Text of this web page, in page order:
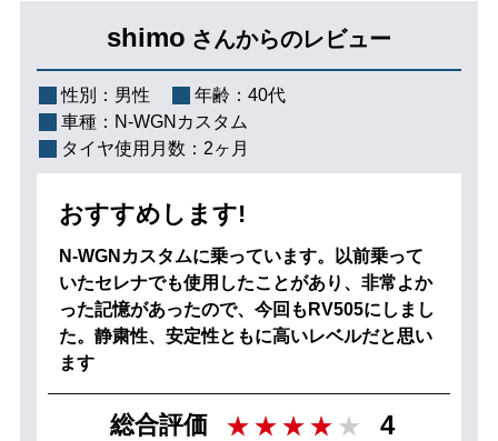
shimo さんからのレビュー
性別： 男性 年齢： 40代
車種： N-WGNカスタム
タイヤ使用月数： 2ヶ月
おすすめします!
N-WGNカスタムに乗っています。以前乗って
いたセレナでも使用したことがあり、非常よか
った記憶があったので、今回もRV505にしまし
た。静粛性、安定性ともに高いレベルだと思い
ます
総合評価 4